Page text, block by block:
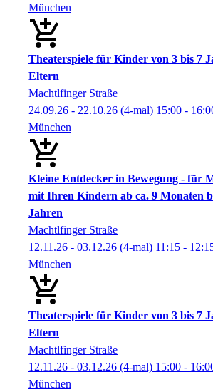
München
Theaterspiele für Kinder von 3 bis 7
Eltern
Machtlfinger Straße
24.09.26 - 22.10.26 (4-mal) 15:00 -
München
Kleine Entdecker in Bewegung - für
mit Ihren Kindern ab ca. 9 Monaten
Jahren
Machtlfinger Straße
12.11.26 - 03.12.26 (4-mal) 11:15 -
München
Theaterspiele für Kinder von 3 bis 7
Eltern
Machtlfinger Straße
12.11.26 - 03.12.26 (4-mal) 15:00 -
München